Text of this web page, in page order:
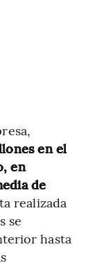
en el
en
de
realizada
se
hasta